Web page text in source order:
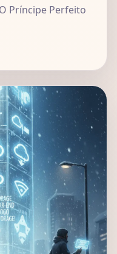
Príncipe Perfeito